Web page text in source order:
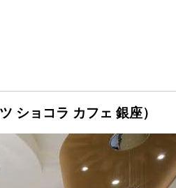
ョコラ カフェ 銀座）